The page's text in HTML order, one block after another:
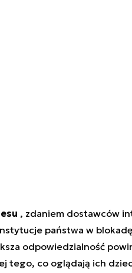
, zdaniem dostawców
państwa w
odpowiedzialność
tego, co oglądają ich